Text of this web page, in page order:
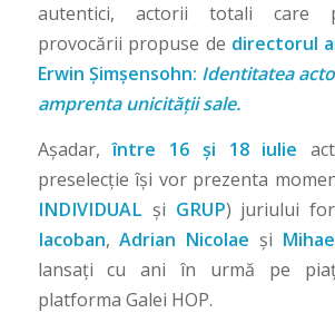
autentici, actorii totali care
provocării propuse de directorul
Erwin Șimșensohn: Identitatea
amprenta unicității sale.
Așadar,între 16 și 18 iulie
preselecție își vor prezenta
INDIVIDUAL și GRUP) juriului
Iacoban, Adrian Nicolae și
lansați cu ani în urmă pe
platforma Galei HOP.